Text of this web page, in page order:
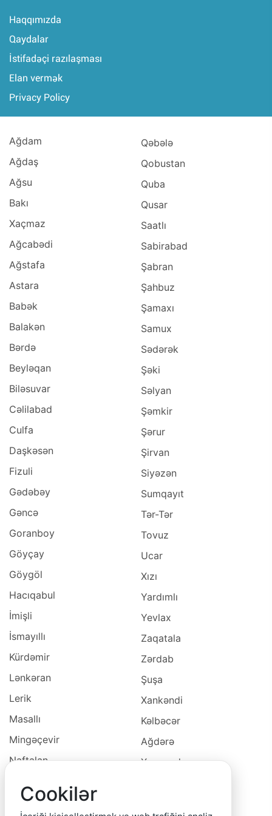
Haqqımızda
Qaydalar
İstifadəçi razılaşması
Elan vermək
Privacy Policy
Ağdam
Ağdaş
Ağsu
Bakı
Xaçmaz
Ağcabədi
Ağstafa
Astara
Babək
Balakən
Bərdə
Beyləqan
Biləsuvar
Cəlilabad
Culfa
Daşkəsən
Fizuli
Gədəbəy
Gəncə
Goranboy
Göyçay
Göygöl
Hacıqabul
İmişli
İsmayıllı
Kürdəmir
Lənkəran
Lerik
Masallı
Mingəçevir
Naftalan
Neftçala
Qəbələ
Qobustan
Quba
Qusar
Saatlı
Sabirabad
Şabran
Şahbuz
Şamaxı
Samux
Sədərək
Şəki
Səlyan
Şəmkir
Şərur
Şirvan
Siyəzən
Sumqayıt
Tər-Tər
Tovuz
Ucar
Xızı
Yardımlı
Yevlax
Zaqatala
Zərdab
Şuşa
Xankəndi
Kəlbəcər
Ağdərə
Xocavəd
Cookilər